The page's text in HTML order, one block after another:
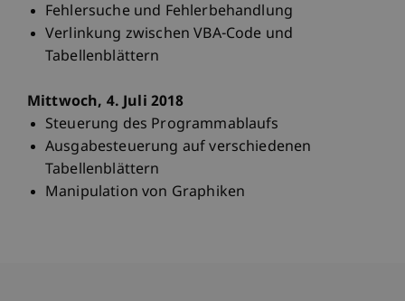
Fehlersuche und Fehlerbehandlung
Verlinkung zwischen VBA-Code und
Tabellenblättern
Mittwoch, 4. Juli 2018
Steuerung des Programmablaufs
Ausgabesteuerung auf verschiedenen
Tabellenblättern
Manipulation von Graphiken